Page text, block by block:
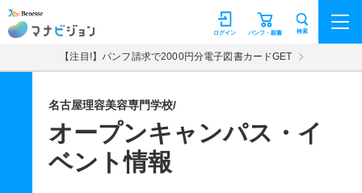
マナビジョン パンフ・願書
ログイン 検索
【注目!】パンフ請求で2000円分電子図書カードGET
名古屋理容美容専門学校/
オープンキャンパス・イ
ベント情報